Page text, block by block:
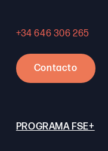
+34 646 306 265
Contacto
PROGRAMA FSE+